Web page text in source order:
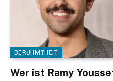
BERÜHMTHEIT
Wer ist Ramy